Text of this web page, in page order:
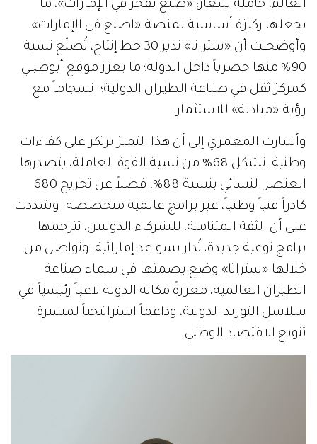
العالم، حاملةً شعار: «صُنع بفخر في الإمارات»، ما
يجعلها ركيزة أساسية لمنصة «اصنع في الإمارات».
وأوضحـــت أن «ستراتا» تدير 30 خط إنتاج، تُصنّع نسبة
90% منها حصرياً داخل الدولة؛ ما يعزز موقع أبوظبــي
كمركز ثقل في صناعة الطيران الدولية؛ انسجاماً مع
رؤية «مبادلة» للاستثمار.
وأشارت المعمري إلى أن هذا التميز يرتكز على كفاءات
وطنية، تشكل 68% من نسبة القوة العاملة، يتصدرها
العنصر النسائي بنسبة 88%، فضلاً عن تخريج 680
كادراً فنياً وطنياً، عبر برامج عالمية متخصصة. وشددت
على أن الثقة المتنامية، للشركاء الدوليين، تترجمها
برامج نوعية جديدة، تُدار بسواعد إماراتية، وتواصل من
خلالها «ستراتا» وضع بصمتها في سماء صناعة
الطيران العالمية، معززةً مكانة الدولة لاعباً رئيسياً في
سلاسل التوريد الدولية، وداعماً استراتيجياً لمسيرة
تنويع الاقتصاد الوطني.